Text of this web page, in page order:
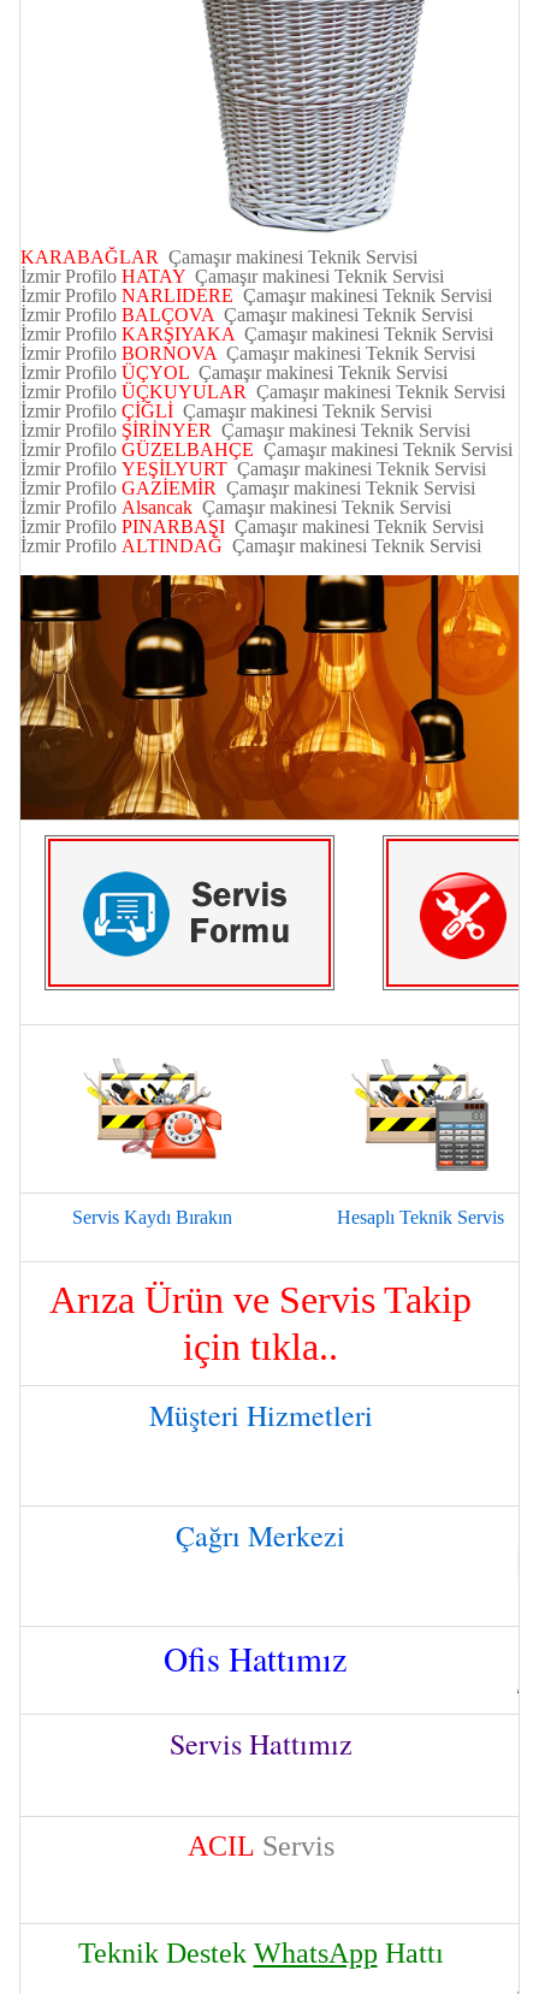
KARABAĞLAR Çamaşır makinesi Teknik Servisi
İzmirProfilo HATAY Çamaşır makinesi Teknik Servisi
İzmirProfilo NARLIDERE Çamaşır makinesi Teknik Servisi
İzmirProfilo BALÇOVA Çamaşır makinesi Teknik Servisi
İzmirProfilo KARŞIYAKA Çamaşır makinesi Teknik Servisi
İzmir Profilo BORNOVA Çamaşır makinesi Teknik Servisi
İzmirProfilo ÜÇYOL Çamaşır makinesi Teknik Servisi
İzmirProfilo ÜÇKUYULAR Çamaşır makinesi Teknik Servisi
İzmirProfilo ÇİĞLİ Çamaşır makinesi Teknik Servisi
İzmirProfilo ŞİRİNYER Çamaşır makinesi Teknik Servisi
İzmirProfilo GÜZELBAHÇE Çamaşır makinesi Teknik Servisi
İzmirProfilo YEŞİLYURT Çamaşır makinesi Teknik Servisi
İzmirProfilo GAZİEMİR Çamaşır makinesi Teknik Servisi
İzmirProfilo Alsancak Çamaşır makinesi Teknik Servisi
İzmirProfilo PINARBAŞI Çamaşır makinesi Teknik Servisi
İzmirProfilo ALTINDAĞ Çamaşır makinesi Teknik Servisi
Servis Kaydı Bırakın Hesaplı Teknik Servis
Arıza Ürün ve Servis Takip
için tıkla..
Müşteri Hizmetleri
Çağrı Merkezi
Ofis Hattımız
Servis Hattımız
ACIL Servis
Teknik Destek WhatsApp Hattı